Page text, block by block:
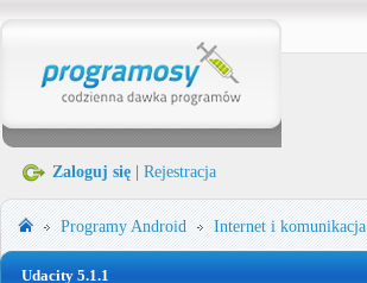
Zaloguj się Rejestracja
ProgramyAndroid Internet i komunikacja
Udacity 5.1.1